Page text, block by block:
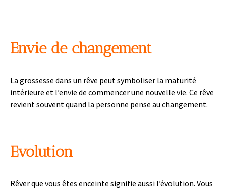
Envie de changement
La grossesse dans un rêve peut symboliser la maturité
intérieure et l’envie de commencer une nouvelle vie. Ce rêve
revient souvent quand la personne pense au changement.
Evolution
Rêver que vous êtes enceinte signifie aussi l’évolution. Vous